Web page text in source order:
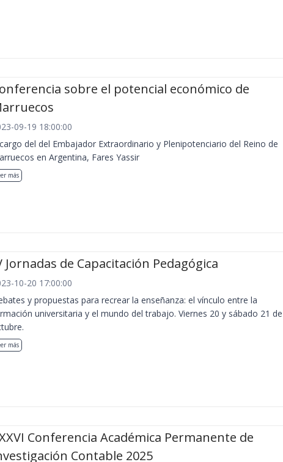
sobre el potencial económico de
09-19 18:00:00
del del Embajador Extraordinario y Plenipotenciario del Reino de
en Argentina, Fares Yassir
más
Jornadas de Capacitación Pedagógica
10-20 17:00:00
y propuestas para recrear la enseñanza: el vínculo entre la
universitaria y el mundo del trabajo. Viernes 20 y sábado 21 de
más
Conferencia Académica Permanente de
Contable 2025